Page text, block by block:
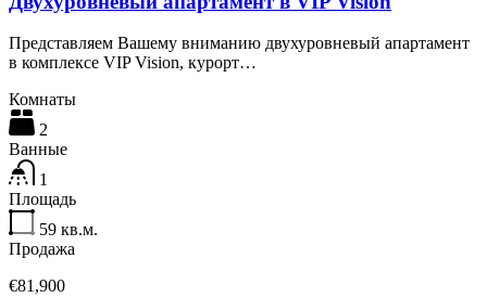
Представляем Вашему вниманию двухуровневый апартамент
в комплексе VIP Vision, курорт…
Комнаты
2
Ванные
1
Площадь
59 кв.м.
Продажа
€81,900